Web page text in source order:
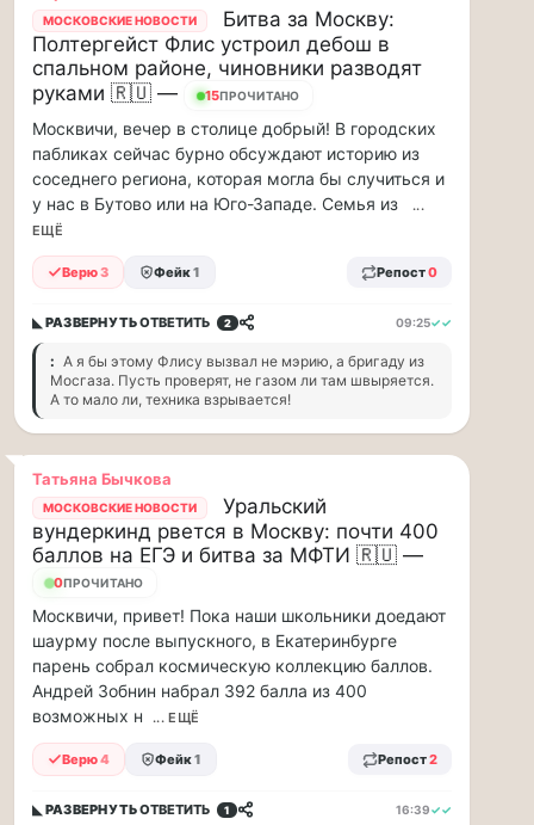
88
млн
рублей
в
договора
страхов...
1
августа
в
московском
парке
«Сокольники»
откроется
«Капибара…
1
августа
в
московском
парке
«Сокольники»
откроется
«Капибара
кафе».
Это
новое
уютное
место
рядом
популярной
МОСКОВСКИЕ НОВОСТИ
Битва за Москву:
Полтергейст Флис устроил дебош в
спальном районе, чиновники разводят
руками 🇷🇺 —
15ПРОЧИТАНО
Москвичи, вечер в столице добрый! В городских
пабликах сейчас бурно обсуждают историю из
соседнего региона, которая могла бы случиться и
у нас в Бутово или на Юго-Западе. Семья из
...
ЕЩЁ
Верю3 Фейк1 Репост0
◣ РАЗВЕРНУТЬОТВЕТИТЬ 2 09:25✓✓
: А я бы этому Флису вызвал не мэрию, а бригаду из
Мосгаза. Пусть проверят, не газом ли там швыряется.
А то мало ли, техника взрывается!
Татьяна Бычкова
МОСКОВСКИЕ НОВОСТИ
Уральский
вундеркинд рвется в Москву: почти 400
баллов на ЕГЭ и битва за МФТИ 🇷🇺 —
24ПРОЧИТАНО
Москвичи, привет! Пока наши школьники доедают
шаурму после выпускного, в Екатеринбурге
парень собрал космическую коллекцию баллов.
Андрей Зобнин набрал 392 балла из 400
возможных н
... ЕЩЁ
Верю4 Фейк1 Репост2
◣ РАЗВЕРНУТЬОТВЕТИТЬ 1 16:39✓✓